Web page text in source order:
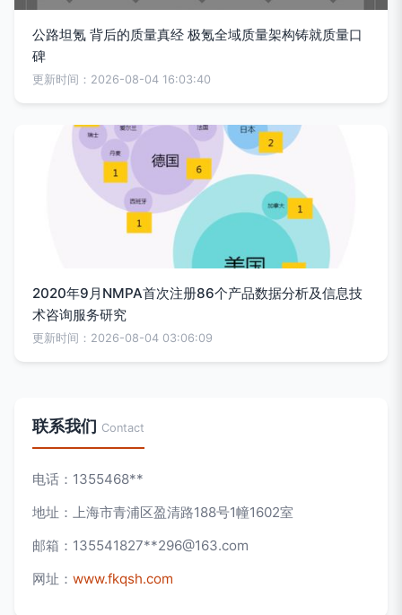
公路坦氪 背后的质量真经 极氪全域质量架构铸就质量口
碑
更新时间：2026-08-04 16:03:40
2020年9月NMPA首次注册86个产品数据分析及信息技
术咨询服务研究
更新时间：2026-08-04 03:06:09
联系我们 Contact
电话：1355468**
地址：上海市青浦区盈清路188号1幢1602室
邮箱：135541827**296@163.com
网址： www.fkqsh.com